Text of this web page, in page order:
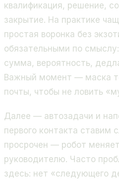
квалификация, решение,
закрытие. На практике
простая воронка без
обязательными по
сумма, вероятность,
Важный момент — маска
почты, чтобы не ловить
Далее — автозадачи и
первого контакта ставим
просрочен — робот
руководителю. Часто
здесь: нет «следующего